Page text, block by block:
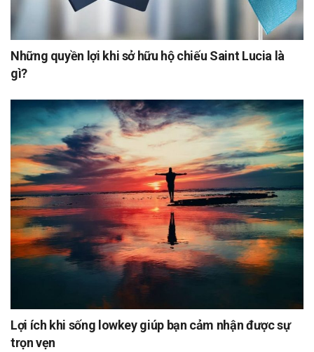
Những quyền lợi khi sở hữu hộ chiếu Saint Lucia là
gì?
Lợi ích khi sống lowkey giúp bạn cảm nhận được sự
trọn vẹn